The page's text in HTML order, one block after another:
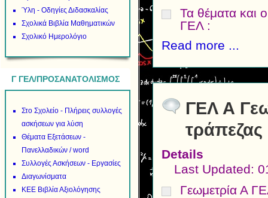
Ύλη - Οδηγίες Διδασκαλίας
Σχολικά Βιβλία Μαθηματικών
Σχολικό Ημερολόγιο
Γ ΓΕΛ/ΠΡΟΣΑΝΑΤΟΛΙΣΜΟΣ
Στο Σχολείο - Πλήρεις συλλογές
ασκήσεων για λύση
Θέματα Εξετάσεων -
Πανελλαδικών / word
Συλλογές Ασκήσεων - Εργασίες
Διαγωνίσματα
ΚΕΕ Βιβλία Αξιολόγησης
Τα θέματα και
ΓΕΛ :
Read more ...
ΓΕΛ Α
Details
Last Updated:
Γεωμετρία Α